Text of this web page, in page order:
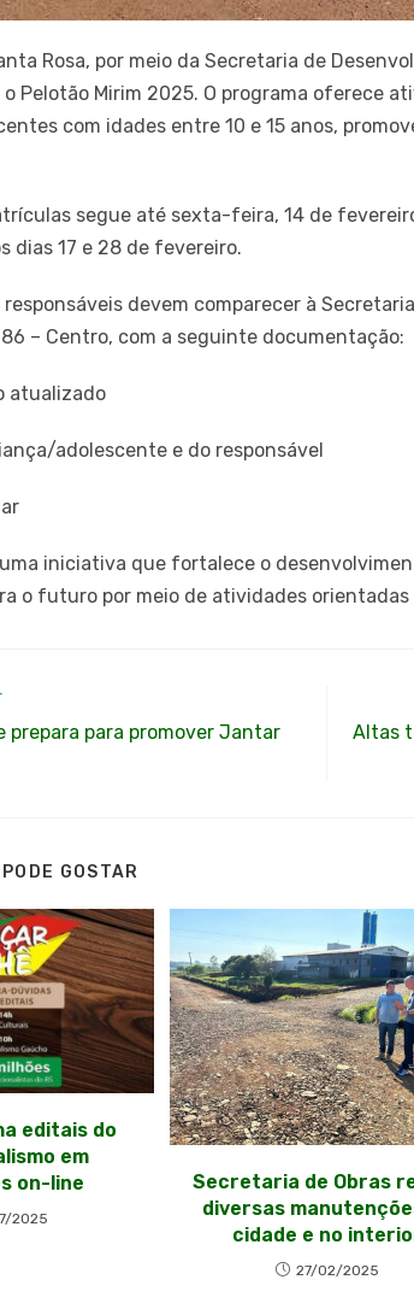
Rosa, por meio da Secretaria de
o Pelotão Mirim 2025. O programa oferece
com idades entre 10 e 15 anos,
segue até sexta-feira, 14 de
dias 17 e 28 de fevereiro.
responsáveis devem comparecer à
86 – Centro, com a seguinte documentação:
atualizado
adolescente e do responsável
uma iniciativa que fortalece o
o futuro por meio de atividades orientadas
prepara para promover Jantar
Altas
GOSTAR
editais do
em
on-line
2025
Secretaria de Obras
diversas
cidade e no
27/02/2025